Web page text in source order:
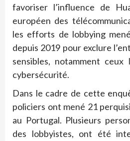
favoriser l’influence de
européen des
les efforts de lobbying
depuis 2019 pour exclure
sensibles, notamment
cybersécurité.
Dans le cadre de cette
policiers ont mené 21
au Portugal. Plusieurs
des lobbyistes, ont été